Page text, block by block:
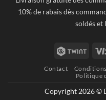
10% de rabais dès
soldés et
Twint
Contact
Politique
Copyright 2026 ©